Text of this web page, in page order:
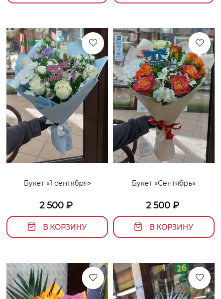
Букет «1 сентября»
2 500 ₽
В КОРЗИНУ
Букет «Сентябрь»
2 500 ₽
В КОРЗИНУ